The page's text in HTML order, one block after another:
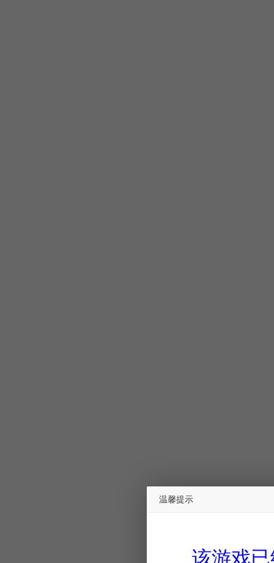
温馨提示
该游戏